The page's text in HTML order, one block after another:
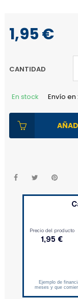
1,95 €
CANTIDAD
En stock Envío